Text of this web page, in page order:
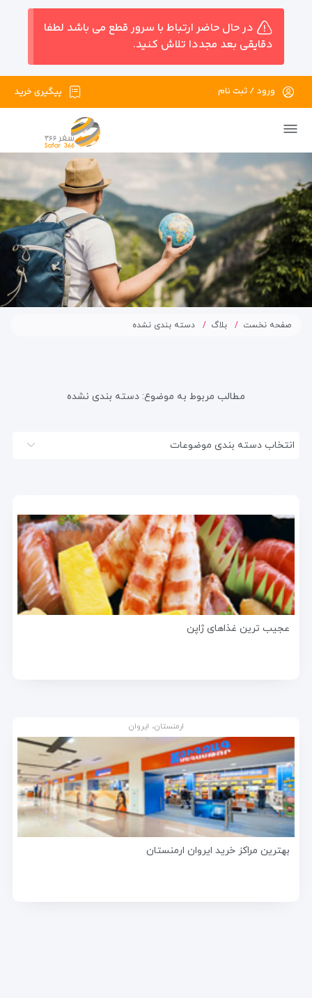
در حال حاضر ارتباط با سرور قطع می باشد لطفا
دقایقی بعد مجددا تلاش کنید.
پیگیری خرید ورود / ثبت نام
صفحه نخست بلاگ دسته بندی نشده
مطالب مربوط به موضوع: دسته بندی نشده
انتخاب دسته بندی موضوعات
عجیب ترین غذاهای ژاپن
ارمنستان، ایروان
بهترین مراکز خرید ایروان ارمنستان